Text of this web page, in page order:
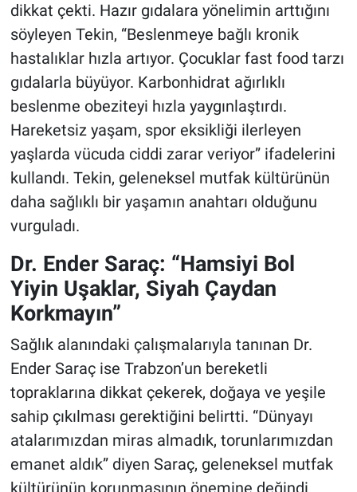
dikkat çekti. Hazır gıdalara yönelimin arttığını
söyleyen Tekin, “Beslenmeye bağlı kronik
hastalıklar hızla artıyor. Çocuklar fast food tarzı
gıdalarla büyüyor. Karbonhidrat ağırlıklı
beslenme obeziteyi hızla yaygınlaştırdı.
Hareketsiz yaşam, spor eksikliği ilerleyen
yaşlarda vücuda ciddi zarar veriyor” ifadelerini
kullandı. Tekin, geleneksel mutfak kültürünün
daha sağlıklı bir yaşamın anahtarı olduğunu
vurguladı.
Dr. Ender Saraç: “Hamsiyi Bol
Yiyin Uşaklar, Siyah Çaydan
Korkmayın”
Sağlık alanındaki çalışmalarıyla tanınan Dr.
Ender Saraç ise Trabzon’un bereketli
topraklarına dikkat çekerek, doğaya ve yeşile
sahip çıkılması gerektiğini belirtti. “Dünyayı
atalarımızdan miras almadık, torunlarımızdan
emanet aldık” diyen Saraç, geleneksel mutfak
kültürünün korunmasının önemine değindi.